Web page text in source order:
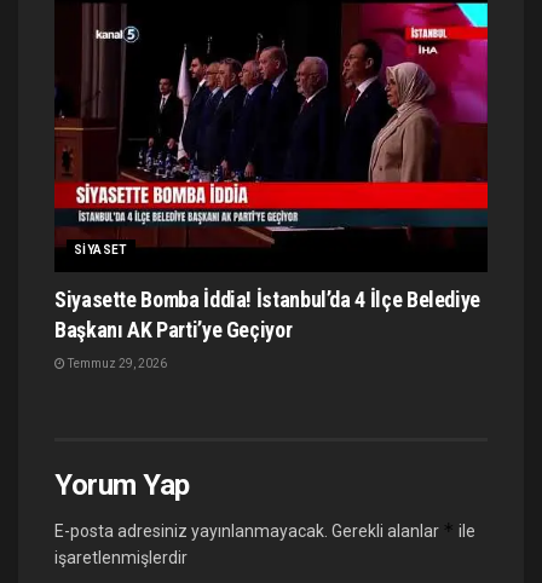
SIYASET
Siyasette Bomba İddia! İstanbul’da 4 İlçe Belediye
Başkanı AK Parti’ye Geçiyor
Temmuz 29, 2026
Yorum Yap
E-posta adresiniz yayınlanmayacak. Gerekli alanlar * ile
işaretlenmişlerdir